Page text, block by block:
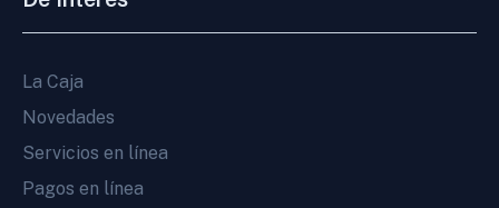
La Caja
Novedades
Servicios en línea
Pagos en línea